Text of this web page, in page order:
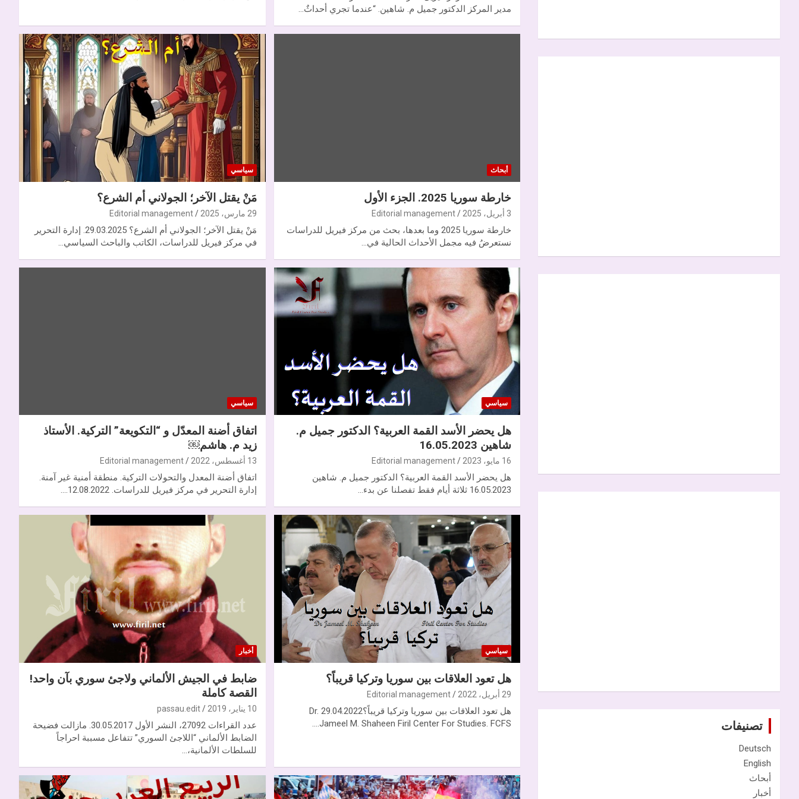
مدير المركز الدكتور جميل م. شاهين. “عندما تجري أحداثٌ…
أبحاث
خارطة سوريا 2025. الجزء الأول
3 أبريل، 2025 Editorial management
خارطة سوريا 2025 وما بعدها، بحث من مركز فيريل للدراسات
نستعرضُ فيه مجمل الأحداث الحالية في…
سياسي
مَنْ يقتل الآخر؛ الجولاني أم الشرع؟
29 مارس، 2025 Editorial management
مَنْ يقتل الآخر؛ الجولاني أم الشرع؟ 29.03.2025. إدارة التحرير
في مركز فيريل للدراسات، الكاتب والباحث السياسي…
سياسي
هل يحضر الأسد القمة العربية؟ الدكتور جميل م.
شاهين 16.05.2023
16 مايو، 2023 Editorial management
هل يحضر الأسد القمة العربية؟ الدكتور جميل م. شاهين
16.05.2023 ثلاثة أيام فقط تفصلنا عن بدء…
سياسي
اتفاق أضنة المعدّل و “التكويعة” التركية. الأستاذ
زيد م. هاشم￼
13 أغسطس، 2022 Editorial management
اتفاق أضنة المعدل والتحولات التركية. منطقة أمنية غير آمنة.
إدارة التحرير في مركز فيريل للدراسات. 12.08.2022.…
سياسي
هل تعود العلاقات بين سوريا وتركيا قريباً؟
29 أبريل، 2022 Editorial management
هل تعود العلاقات بين سوريا وتركيا قريباً؟29.04.2022 Dr.
Jameel M. Shaheen Firil Center For Studies. FCFS.…
أخبار
ضابط في الجيش الألماني ولاجئ سوري بآن واحد!
القصة كاملة
10 يناير، 2019 passau.edit
عدد القراءات 27092، النشر الأول 30.05.2017. مازالت فضيحة
الضابط الألماني “اللاجئ السوري” تتفاعل مسببة احراجاً
للسلطات الألمانية،…
تصنيفات
Deutsch
English
أبحاث
أخبار